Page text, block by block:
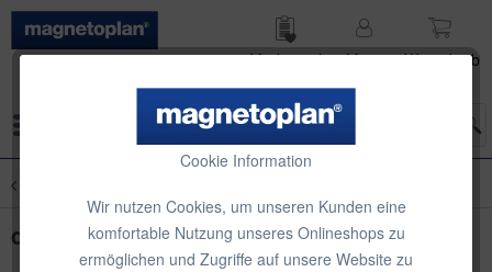
Merk­zettel
Mein
Waren­korb
Cookie Information
Wir nutzen Cookies, um unseren Kunden eine
komfortable Nutzung unseres Onlineshops zu
ermöglichen und Zugriffe auf unsere Website zu
deflecto Freihand Tabletständer